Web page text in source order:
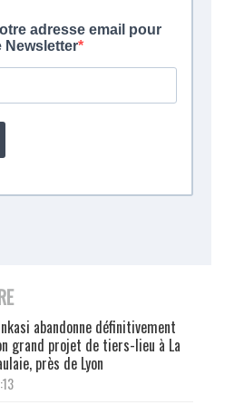
abandonne définitivement
grand projet de tiers-lieu à La
près de Lyon